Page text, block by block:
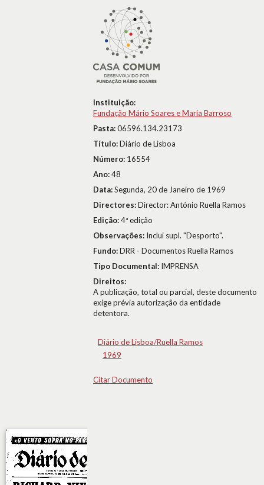
Instituição:
Fundação Mário Soares e Maria Barroso
Pasta:06596.134.23173
Título:Diário de Lisboa
Número: 16554
Ano:48
Data:Segunda, 20 de Janeiro de 1969
Directores:Director: António Ruella Ramos
Edição:4ª edição
Observações: Inclui supl. "Desporto".
Fundo:DRR - Documentos Ruella Ramos
Tipo Documental: IMPRENSA
Direitos:
A publicação, total ou parcial, deste documento
exige prévia autorização da entidade
detentora.
Diário de Lisboa/Ruella Ramos
1969
Citar Documento